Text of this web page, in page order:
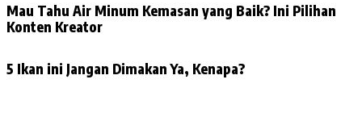
Mau Tahu Air Minum Kemasan yang Baik? Ini Pilihan
Konten Kreator
5 Ikan ini Jangan Dimakan Ya, Kenapa?